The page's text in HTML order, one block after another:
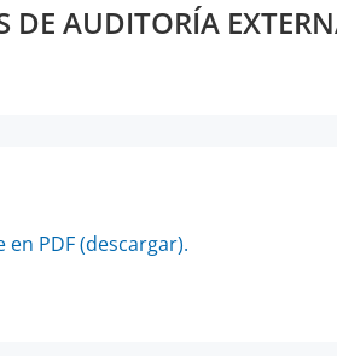
DE AUDITORÍA
PDF (descargar).